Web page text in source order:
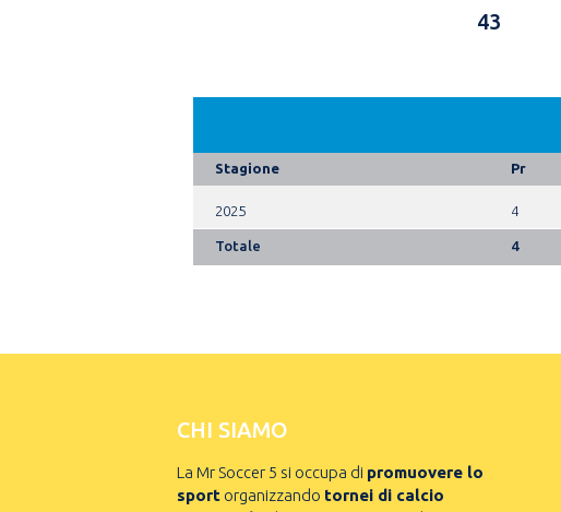
43
Stagione Pr
2025 4
Totale 4
CHI SIAMO
La Mr Soccer 5 si occupa di promuovere lo
sport organizzando tornei di calcio